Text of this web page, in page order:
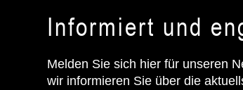
Informiert und
Melden Sie sich hier für unseren
wir informieren Sie über die